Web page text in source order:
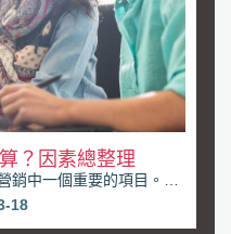
？因素總整理
銷中一個重要的項目。然
計算SEO排名費用仍...
18